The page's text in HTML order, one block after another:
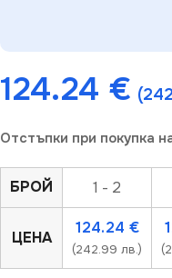
124.24 €
Отстъпки при покупка
БРОЙ 1 - 2
ЦЕНА
124.24 €
(242.99 лв.)